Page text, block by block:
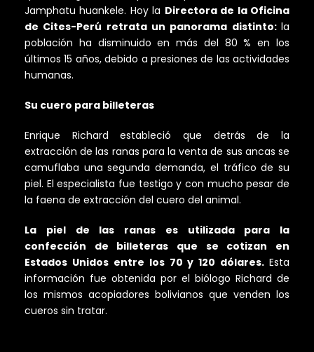
Jamphatu huankele. Hoy la Directora de la Oficina
de Cites-Perú retrata un panorama distinto: la
población ha disminuido en más del 80 % en los
últimos 15 años, debido a presiones de las actividades
humanas.
Su cuero para billeteras
Enrique Richard estableció que detrás de la
extracción de las ranas para la venta de sus ancas se
camuflaba una segunda demanda, el tráfico de su
piel. El especialista fue testigo y con mucho pesar de
la faena de extracción del cuero del animal.
La piel de las ranas es utilizada para la
confección de billeteras que se cotizan en
Estados Unidos entre los 70 y 120 dólares. Esta
información fue obtenida por el biólogo Richard de
los mismos acopiadores bolivianos que venden los
cueros sin tratar.